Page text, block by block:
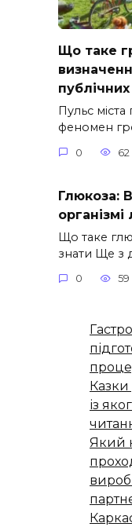
Що таке
Пульс
феномен
0 62
Глюкоза:
Що таке
знати Ще з
0 59
Казки
із
Який